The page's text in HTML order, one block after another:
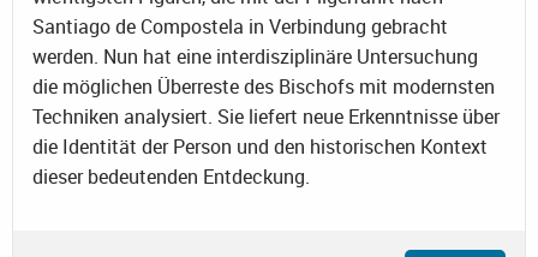
Santiago de Compostela in Verbindung gebracht
werden. Nun hat eine interdisziplinäre Untersuchung
die möglichen Überreste des Bischofs mit modernsten
Techniken analysiert. Sie liefert neue Erkenntnisse über
die Identität der Person und den historischen Kontext
dieser bedeutenden Entdeckung.